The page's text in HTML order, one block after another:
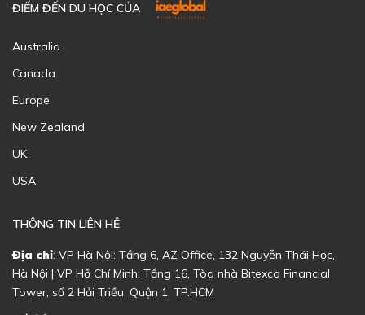
ĐIỂM ĐẾN DU HỌC CỦA
Australia
Canada
Europe
New Zealand
UK
USA
THÔNG TIN LIÊN HỆ
Địa chỉ: VP Hà Nội: Tầng 6, AZ Office, 132 Nguyễn Thái Học,
Hà Nội | VP Hồ Chí Minh: Tầng 16, Tòa nhà Bitexco Financial
Tower, số 2 Hải Triều, Quận 1, TP.HCM